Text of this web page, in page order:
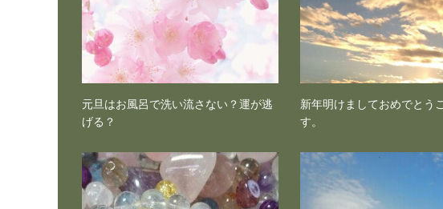
元旦はお風呂で洗い流さない？運が逃
げる？
新年明けましておめでとう
す。